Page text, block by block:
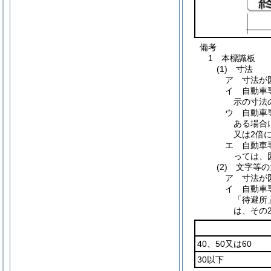
備考
1 本標識板
(1) 寸法
ア 寸法が
イ 自動車
示の寸法
ウ 自動車
ある場合
又は2倍
エ 自動車
っては、
(2) 文字等の
ア 寸法が
イ 自動車
「待避
は、その
40、50又は60
30以下